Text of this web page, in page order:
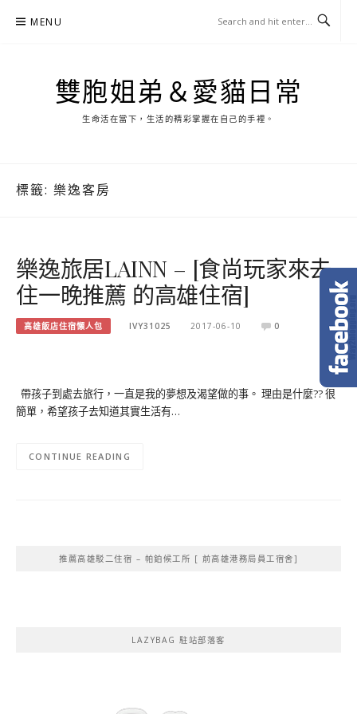
MENU
雙胞姐弟＆愛貓日常
生命活在當下，生活的精彩掌握在自己的手裡。
標籤: 樂逸客房
樂逸旅居LAINN – [食尚玩家來去
住一晚推薦 的高雄住宿]
高雄飯店住宿懶人包 IVY31025 2017-06-10 0
帶孩子到處去旅行，一直是我的夢想及渴望做的事。 理由是什麼?? 很
簡單，希望孩子去知道其實生活有…
CONTINUE READING
推薦高雄駁二住宿 – 帕鉑候工所 [ 前高雄港務局員工宿舍]
LAZYBAG 駐站部落客